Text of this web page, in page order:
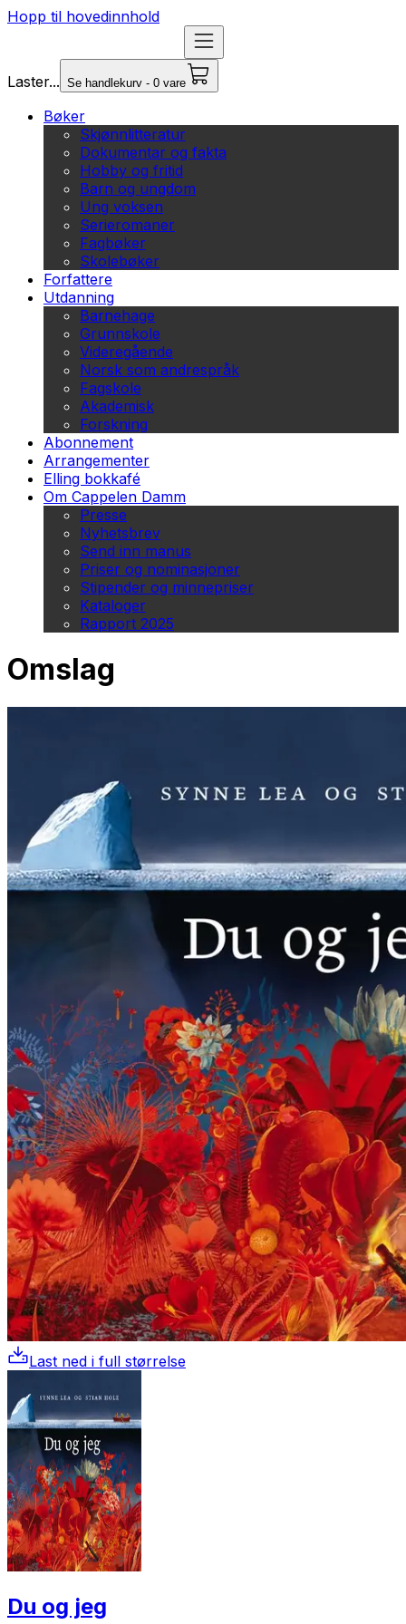
Hopp til hovedinnhold
Laster... Se handlekurv - 0 vare
Bøker
Skjønnlitteratur
Dokumentar og fakta
Hobby og fritid
Barn og ungdom
Ung voksen
Serieromaner
Fagbøker
Skolebøker
Forfattere
Utdanning
Barnehage
Grunnskole
Videregående
Norsk som andrespråk
Fagskole
Akademisk
Forskning
Abonnement
Arrangementer
Elling bokkafé
Om Cappelen Damm
Presse
Nyhetsbrev
Send inn manus
Priser og nominasjoner
Stipender og minnepriser
Kataloger
Rapport 2025
Omslag
Last ned i full størrelse
Du og jeg